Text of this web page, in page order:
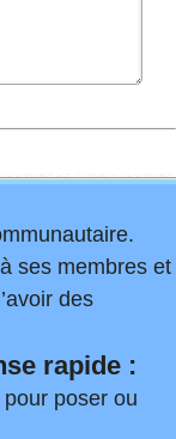
ses membres et
des
rapide :
pour poser ou